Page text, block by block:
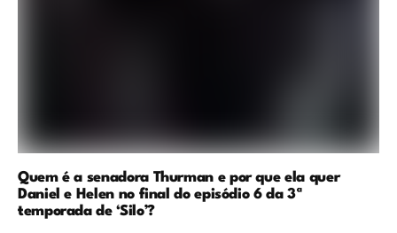
Quem é a senadora Thurman e por que ela quer
Daniel e Helen no final do episódio 6 da 3ª
temporada de ‘Silo’?